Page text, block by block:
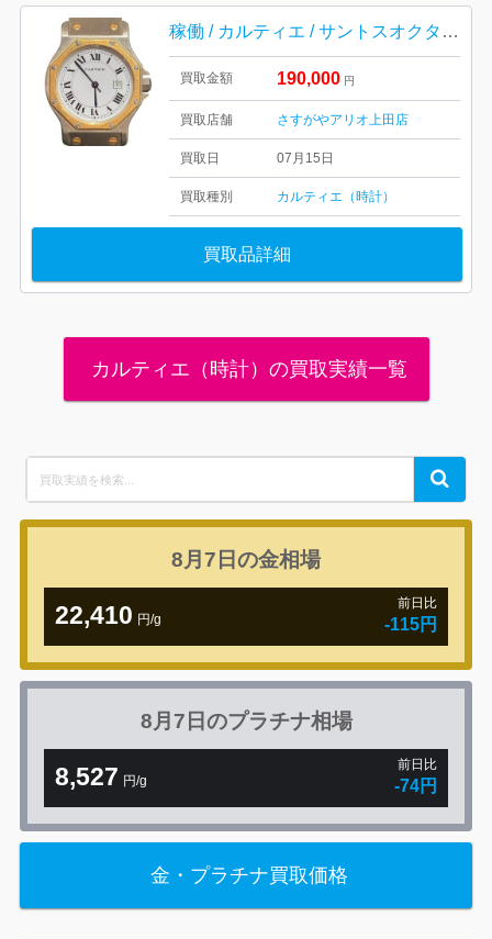
稼働 / カルティエ / サントスオクタゴンLM / 傷
買取金額 190,000 円
買取店舗 さすがやアリオ上田店
買取日 07月15日
買取種別 カルティエ（時計）
買取品詳細
カルティエ（時計）の買取実績一覧
for:
Search
8月7日の金相場
22,410 円/g
前日比
-115円
8月7日のプラチナ相場
8,527 円/g
前日比
-74円
金・プラチナ買取価格